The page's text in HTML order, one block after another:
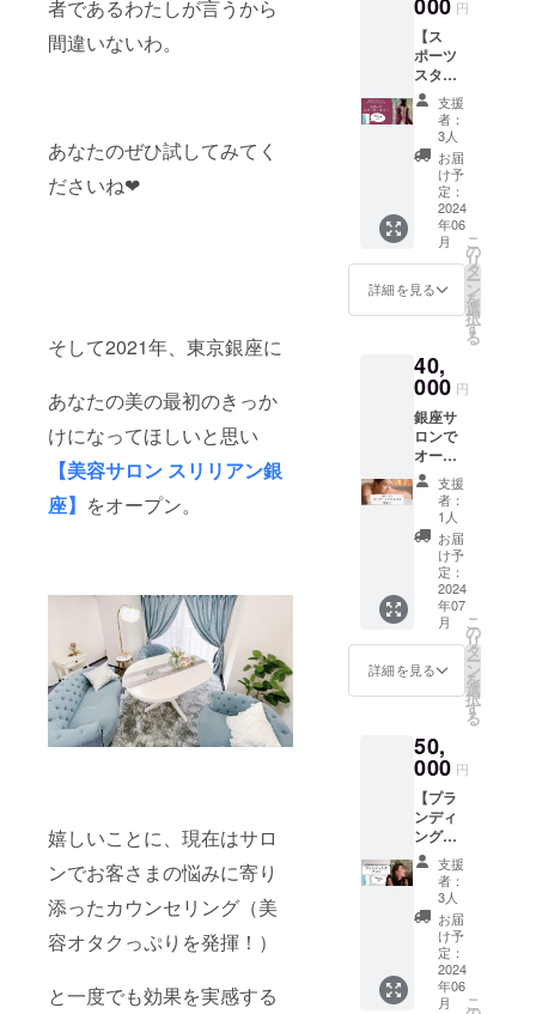
者であるわたしが言うから
間違いないわ。
あなたのぜひ試してみてく
ださいね❤︎
そして2021年、東京銀座に
あなたの美の最初のきっか
けになってほしいと思い
【美容サロン スリリアン銀
座】 をオープン。
嬉しいことに、現在はサロ
ンでお客さまの悩みに寄り
添ったカウンセリング（美
容オタクっぷりを発揮！）
と一度でも効果を実感する
されま
す。商
品開封
前には
必ずお
届けの
リター
ンに貼
付され
たラベ
ルや注
意書き
をご確
認くだ
ヘッド
スパ…
（男性
も歓
迎！）
※チケッ
ト有効
期限：
リター
ンお届
け日よ
り1ヶ月
以内に
ご利用
くださ
医療、
診療行
為では
ござい
ませ
ん。効
果には
個人差
がござ
います
ことを
あらか
じめご
了承く
ださ
【艶肌
女神】
1ヶ月分
粒／30
日分）
販売予
定価
格：
15,120
円 ※商
品には
送料が
含まれ
ていま
す。 ※
原材料
及び添
所：都
内某所
所要時
間：2〜
3時間
開催時
期：
2024年
7月頃予
定 支援
者様と
の連絡
方法：
時間や
場所な
で連絡
しま
す。 交
通費は
ご自身
でご負
担くだ
さい。
個室で
はな
く、
オープ
ンな場
所での
お茶会
になり
ます。
1袋（90
粒／30
日分）
※商品に
は送料
が含ま
れてい
ます。
円
【ス
ポーツ
スター
ター
セッ
ト】
フィッ
トネス
ウェア
＋艶肌
女神1袋
これか
らボ
ディメ
イクを
始める
ぴった
り！ 石
井寛子
プロ
デュー
ス【大
人女性
のポジ
ティブ
ウエ
ア】ヒ
ピネス
の上下
ウェア
＋アン
ダー
ウェア
フリー
サイズ
となり
ます。
【トッ
プス】
・素
材：ポ
リエス
テル
96%,ポ
リウレ
タン4%
・FREE
支援
者：
3人
お届
け予
定：
2024
年06
月
詳細を見る
こ
の
リ
タ
ー
ン
を
選
択
す
る
40,
000 円
銀座サ
ロンで
オー
ダーメ
イドエ
ステ 60
分×3
40,000
円 【銀
座サロ
ンで
オー
ダーメ
イドエ
ステ60
分✕1】
子の銀
座サロ
ンにて
オー
ダーメ
イドエ
ステ3回
券＋艶
肌女神
1袋 プ
レゼン
トにも
最適で
す！
支援
者：
1人
お届
け予
定：
2024
年07
月
詳細を見る
こ
の
リ
タ
ー
ン
を
選
択
す
る
50,
000 円
【プラ
ンディ
ングス
ター
ター
セッ
ト】 石
井寛子
があな
たをプ
ディー
支援
者：
3人
お届
け予
定：
2024
年06
月
こ